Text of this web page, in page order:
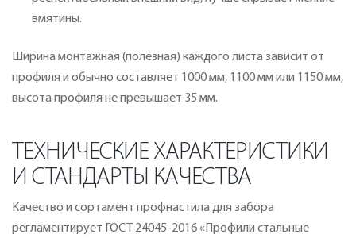
вмятины.
Ширина монтажная (полезная) каждого листа зависит от
профиля и обычно составляет 1000 мм, 1100 мм или 1150 мм,
высота профиля не превышает 35 мм.
ТЕХНИЧЕСКИЕ ХАРАКТЕРИСТИКИ
И СТАНДАРТЫ КАЧЕСТВА
Качество и сортамент профнастила для забора
регламентирует ГОСТ 24045-2016 «Профили стальные